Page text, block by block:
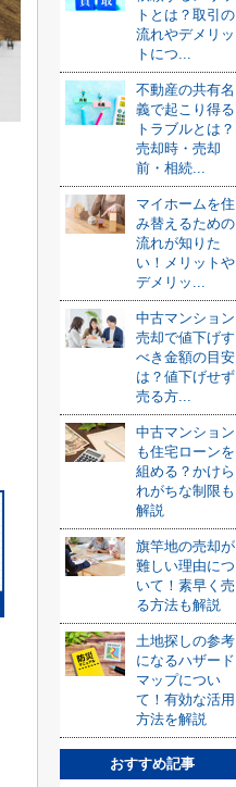
トとは？取引の
流れやデメリッ
トにつ...
不動産の共有名
義で起こり得る
トラブルとは？
売却時・売却
前・相続...
マイホームを住
み替えるための
流れが知りた
い！メリットや
デメリッ...
中古マンション
売却で値下げす
べき金額の目安
は？値下げせず
売る方...
中古マンション
も住宅ローンを
組める？かけら
れがちな制限も
解説
旗竿地の売却が
難しい理由につ
いて！素早く売
る方法も解説
土地探しの参考
になるハザード
マップについ
て！有効な活用
方法を解説
おすすめ記事